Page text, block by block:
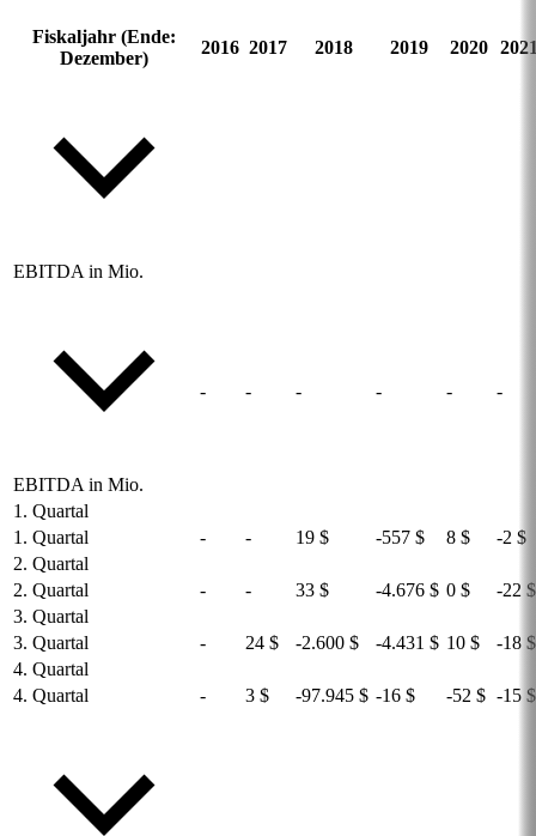
Fiskaljahr (Ende:
Dezember)
2016 2017 2018 2019 2020
EBITDA in Mio.
EBITDA in Mio.
- - - - - -
1. Quartal
1. Quartal
- - 19 $ -557 $ 8 $
-2 $
2. Quartal
2. Quartal
- - 33 $ -4.676 $ 0 $
-22 $
3. Quartal
3. Quartal
- 24 $ -2.600 $ -4.431 $ 10 $
-18 $
4. Quartal
4. Quartal
- 3 $ -97.945 $ -16 $ -52 $ -15 $